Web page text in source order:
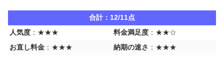
合計：12/11点
人気度 ：★★★ 料金満足度 ：★★☆
お直し料金 ：★★★ 納期の速さ ：★★★